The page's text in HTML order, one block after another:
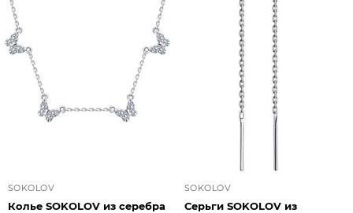
SOKOLOV
Колье SOKOLOV из серебра
SOKOLOV
Серьги SOKOLOV из